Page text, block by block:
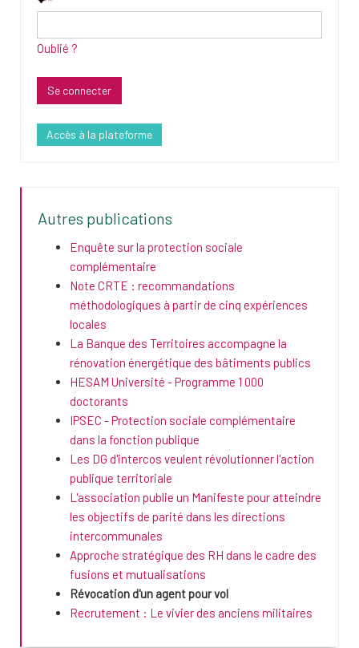
Oublié ?
Accès à la plateforme
Autres publications
Enquête sur la protection sociale
complémentaire
Note CRTE : recommandations
méthodologiques à partir de cinq expériences
locales
La Banque des Territoires accompagne la
rénovation énergétique des bâtiments publics
HESAM Université - Programme 1 000
doctorants
IPSEC - Protection sociale complémentaire
dans la fonction publique
Les DG d'intercos veulent révolutionner l'action
publique territoriale
L'association publie un Manifeste pour atteindre
les objectifs de parité dans les directions
intercommunales
Approche stratégique des RH dans le cadre des
fusions et mutualisations
Révocation d'un agent pour vol
Recrutement : Le vivier des anciens militaires